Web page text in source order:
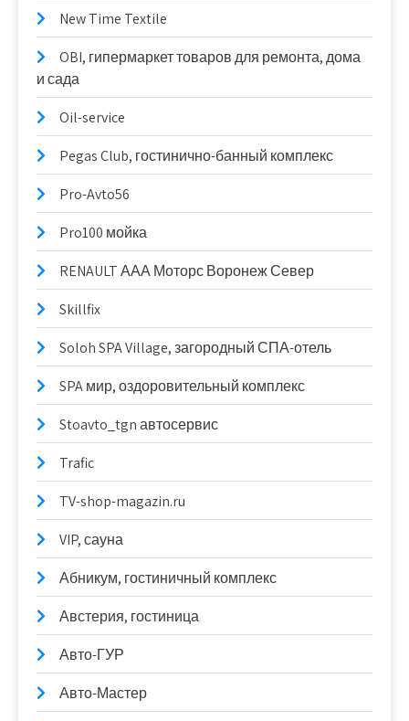
New Time Textile
OBI, гипермаркет товаров для ремонта, дома
и сада
Oil-service
Pegas Club, гостинично-банный комплекс
Pro-Avto56
Pro100 мойка
RENAULT ААА Моторс Воронеж Север
Skillfix
Soloh SPA Village, загородный СПА-отель
SPA мир, оздоровительный комплекс
Stoavto_tgn автосервис
Trafic
TV-shop-magazin.ru
VIP, сауна
Абникум, гостиничный комплекс
Австерия, гостиница
Авто-ГУР
Авто-Мастер